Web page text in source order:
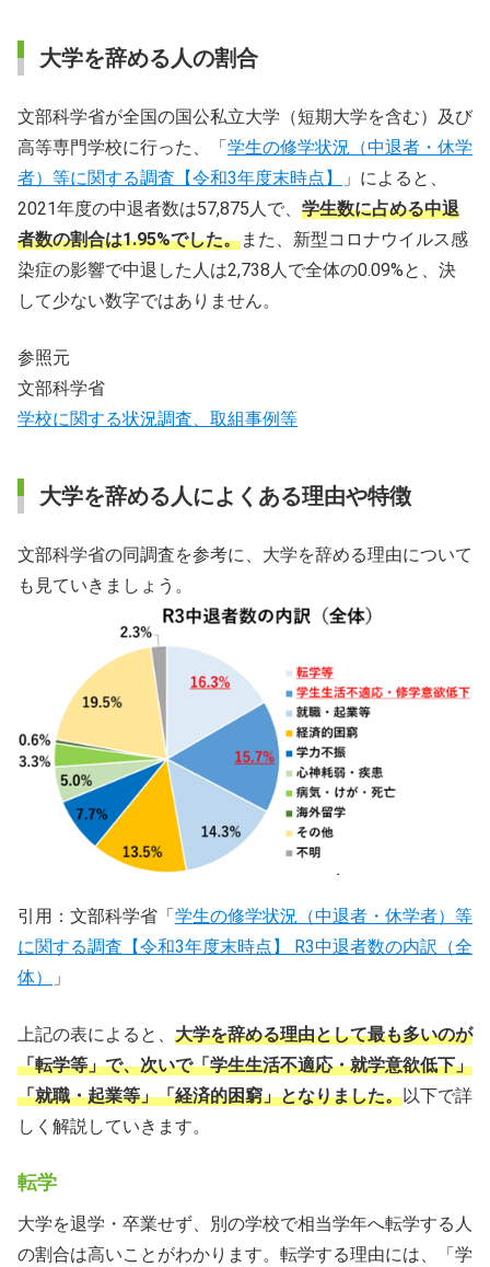
大学を辞める人の割合
文部科学省が全国の国公私立大学（短期大学を含む）及び
高等専門学校に行った、「 学生の修学状況（中退者・休学
者）等に関する調査【令和3年度末時点】
」によると、
2021年度の中退者数は57,875人で、 学生数に占める中退
者数の割合は1.95%でした。また、新型コロナウイルス感
染症の影響で中退した人は2,738人で全体の0.09%と、決
して少ない数字ではありません。
参照元
文部科学省
学校に関する状況調査、取組事例等
大学を辞める人によくある理由や特徴
文部科学省の同調査を参考に、大学を辞める理由について
も見ていきましょう。
引用：文部科学省「学生の修学状況（中退者・休学者）等
に関する調査【令和3年度末時点】 R3中退者数の内訳（全
体）
」
上記の表によると、 大学を辞める理由として最も多いのが
「転学等」で、次いで「学生生活不適応・就学意欲低下」
「就職・起業等」「経済的困窮」となりました。以下で詳
しく解説していきます。
転学
大学を退学・卒業せず、別の学校で相当学年へ転学する人
の割合は高いことがわかります。転学する理由には、「学